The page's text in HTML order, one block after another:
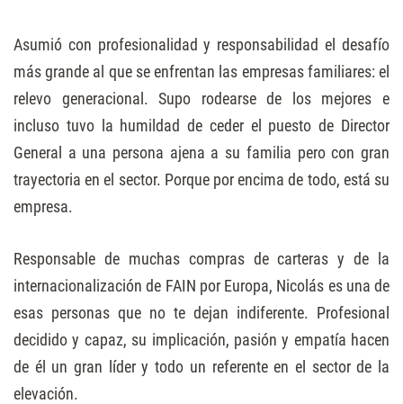
Asumió con profesionalidad y responsabilidad el desafío
más grande al que se enfrentan las empresas familiares: el
relevo generacional. Supo rodearse de los mejores e
incluso tuvo la humildad de ceder el puesto de Director
General a una persona ajena a su familia pero con gran
trayectoria en el sector. Porque por encima de todo, está su
empresa.
Responsable de muchas compras de carteras y de la
internacionalización de FAIN por Europa, Nicolás es una de
esas personas que no te dejan indiferente. Profesional
decidido y capaz, su implicación, pasión y empatía hacen
de él un gran líder y todo un referente en el sector de la
elevación.